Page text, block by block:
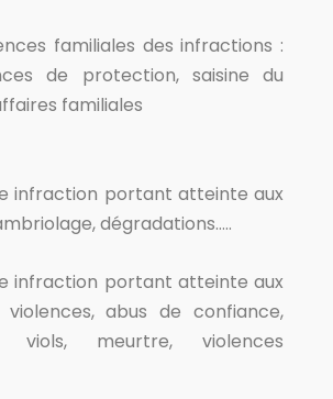
familiales des infractions :
de protection, saisine du
familiales
infraction portant atteinte aux
dégradations…..
infraction portant atteinte aux
violences, abus de confiance,
viols, meurtre, violences